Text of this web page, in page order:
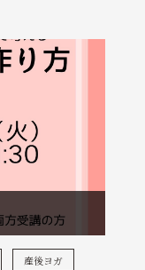
産後ヨガ